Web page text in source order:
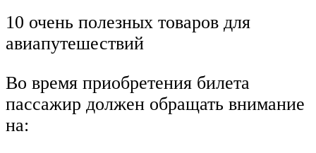
10 очень полезных товаров для
авиапутешествий
Во время приобретения билета
пассажир должен обращать внимание
на: